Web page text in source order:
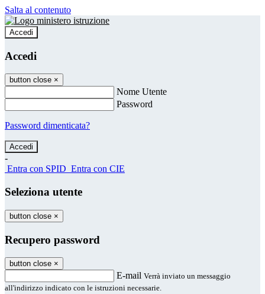
Salta al contenuto
Accedi
Accedi
button close ×
Nome Utente
Password
Password dimenticata?
-
Entra con SPID Entra con CIE
Seleziona utente
button close ×
Recupero password
button close ×
E-mail Verrà inviato un messaggio
all'indirizzo indicato con le istruzioni necessarie.